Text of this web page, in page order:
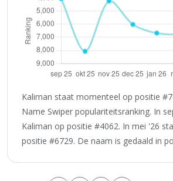
Kaliman staat momenteel op positie
Name Swiper populariteitsranking. In
Kaliman op positie #4062. In mei '26
positie #6729. De naam is gedaald in